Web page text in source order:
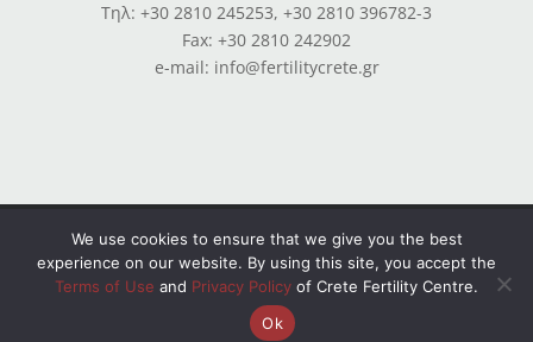
Tηλ: +30 2810 245253, +30 2810 396782-3
Fax: +30 2810 242902
e-mail: info@fertilitycrete.gr
Όροι χρήσης– Πολιτική απορρήτου–Ισολογισμοί
© Copyright 2026 All Rights Reserved. Powered by
OpenIT
We use cookies to ensure that we give you the best
experience on our website. By using this site, you accept the
Terms of Use and Privacy Policy of Crete Fertility Centre.
Ok